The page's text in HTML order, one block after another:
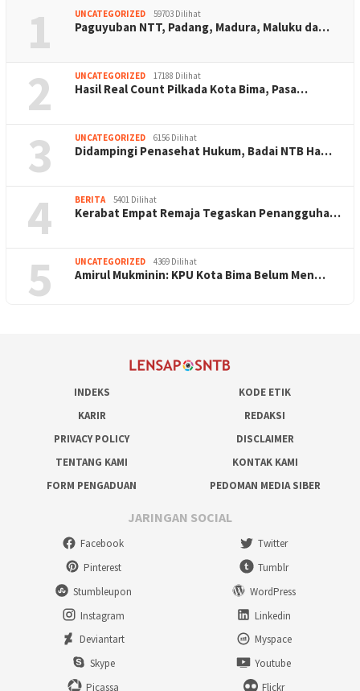
1 UNCATEGORIZED 59703 Dilihat
Paguyuban NTT, Padang, Madura, Maluku da…
2 UNCATEGORIZED 17188 Dilihat
Hasil Real Count Pilkada Kota Bima, Pasa…
3 UNCATEGORIZED 6156 Dilihat
Didampingi Penasehat Hukum, Badai NTB Ha…
4 BERITA 5401 Dilihat
Kerabat Empat Remaja Tegaskan Penangguha…
5 UNCATEGORIZED 4369 Dilihat
Amirul Mukminin: KPU Kota Bima Belum Men…
INDEKS
KODE ETIK
KARIR
REDAKSI
PRIVACY POLICY
DISCLAIMER
TENTANG KAMI
KONTAK KAMI
FORM PENGADUAN
PEDOMAN MEDIA SIBER
JARINGAN SOCIAL
Facebook
Twitter
Pinterest
Tumblr
Stumbleupon
WordPress
Instagram
Linkedin
Deviantart
Myspace
Skype
Youtube
Picassa
Flickr